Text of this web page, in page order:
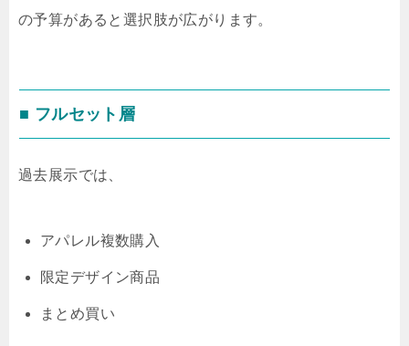
の予算があると選択肢が広がります。
■ フルセット層
過去展示では、
アパレル複数購入
限定デザイン商品
まとめ買い